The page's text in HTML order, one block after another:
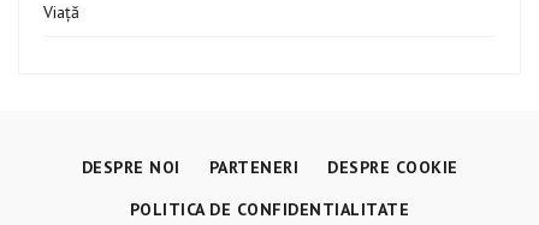
Viață
DESPRE NOI PARTENERI
DESPRE COOKIE
POLITICA DE CONFIDENTIALITATE